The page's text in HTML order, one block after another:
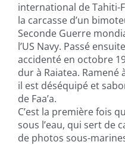
international de Tahiti-
la carcasse d’un
Seconde Guerre
l’US Navy. Passé
accidenté en octobre
dur à Raiatea.
il est déséquipé et
de Faa’a.
C’est la première fois
sous l’eau, qui sert de
de photos sous-